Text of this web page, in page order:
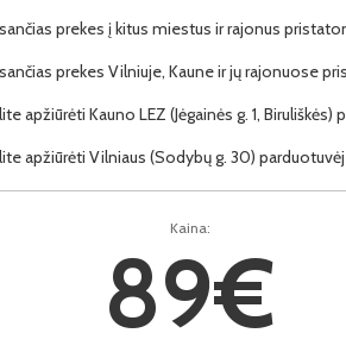
prekes į kitus miestus ir rajonus
prekes Vilniuje, Kaune ir jų rajonuose
apžiūrėti Kauno LEZ (Jėgainės g. 1, Biruliškės)
apžiūrėti Vilniaus (Sodybų g. 30)
Kaina:
89€